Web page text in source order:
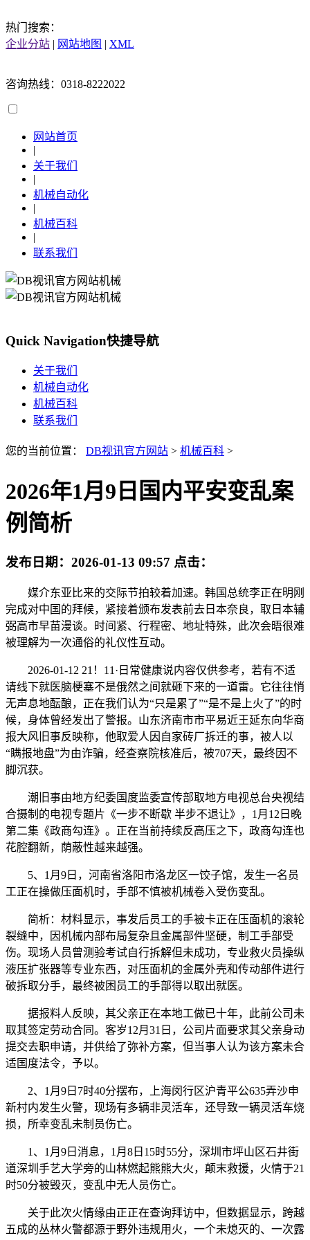
热门搜索：
企业分站 | 网站地图 | XML
咨询热线：0318-8222022
网站首页
|
关于我们
|
机械自动化
|
机械百科
|
联系我们
Quick Navigation快捷导航
关于我们
机械自动化
机械百科
联系我们
您的当前位置： DB视讯官方网站 > 机械百科 >
2026年1月9日国内平安变乱案
例简析
发布日期： 2026-01-13 09:57 点击：
媒介东亚比来的交际节拍较着加速。韩国总统李正在明刚
完成对中国的拜候，紧接着颁布发表前去日本奈良，取日本辅
弼高市早苗漫谈。时间紧、行程密、地址特殊，此次会晤很难
被理解为一次通俗的礼仪性互动。
2026-01-12 21！11·日常健康说内容仅供参考，若有不适
请线下就医脑梗塞不是俄然之间就砸下来的一道雷。它往往悄
无声息地酝酿，正在我们认为“只是累了”“是不是上火了”的时
候，身体曾经发出了警报。山东济南市市平易近王延东向华商
报大风旧事反映称，他取爱人因自家砖厂拆迁的事，被人以
“瞒报地盘”为由诈骗，经查察院核准后，被707天，最终因不
脚沉获。
潮旧事由地方纪委国度监委宣传部取地方电视总台央视结
合摄制的电视专题片《一步不断歇 半步不退让》，1月12日晚
第二集《政商勾连》。正在当前持续反高压之下，政商勾连也
花腔翻新，荫蔽性越来越强。
5、1月9日，河南省洛阳市洛龙区一饺子馆，发生一名员
工正在操做压面机时，手部不慎被机械卷入受伤变乱。
简析：材料显示，事发后员工的手被卡正在压面机的滚轮
裂缝中，因机械内部布局复杂且金属部件坚硬，制工手部受
伤。现场人员曾测验考试自行拆解但未成功，专业救火员操纵
液压扩张器等专业东西，对压面机的金属外壳和传动部件进行
破拆取分手，最终被困员工的手部得以取出就医。
据报料人反映，其父亲正在本地工做已十年，此前公司未
取其签定劳动合同。客岁12月31日，公司片面要求其父亲身动
提交去职申请，并供给了弥补方案，但当事人认为该方案未合
适国度法令，予以。
2、1月9日7时40分摆布，上海闵行区沪青平公635弄沙申
新村内发生火警，现场有多辆非灵活车，还导致一辆灵活车烧
损，所幸变乱未制员伤亡。
1、1月9日消息，1月8日15时55分，深圳市坪山区石井街
道深圳手艺大学旁的山林燃起熊熊大火，颠末救援，火情于21
时50分被毁灭，变乱中无人员伤亡。
关于此次火情缘由正正在查询拜访中，但数据显示，跨越
五成的丛林火警都源于野外违规用火，一个未熄灭的、一次露